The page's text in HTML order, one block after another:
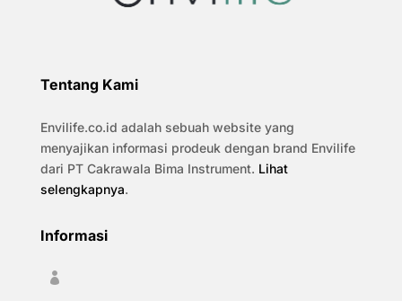
Tentang Kami
Envilife.co.id adalah sebuah website yang
menyajikan informasi prodeuk dengan brand Envilife
dari PT Cakrawala Bima Instrument. Lihat
selengkapnya.
Informasi
